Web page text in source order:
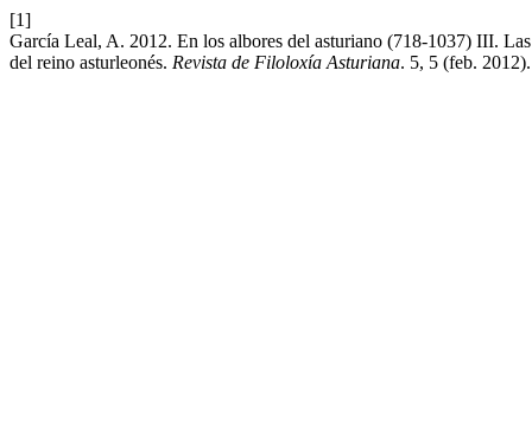
[1]
García Leal, A. 2012. En los albores del asturiano (718-1037) III.
del reino asturleonés. Revista de Filoloxía Asturiana. 5, 5 (feb. 2012).